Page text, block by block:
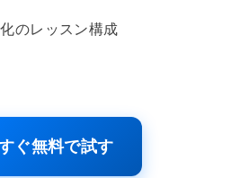
のレッスン構成
ぐ無料で試す